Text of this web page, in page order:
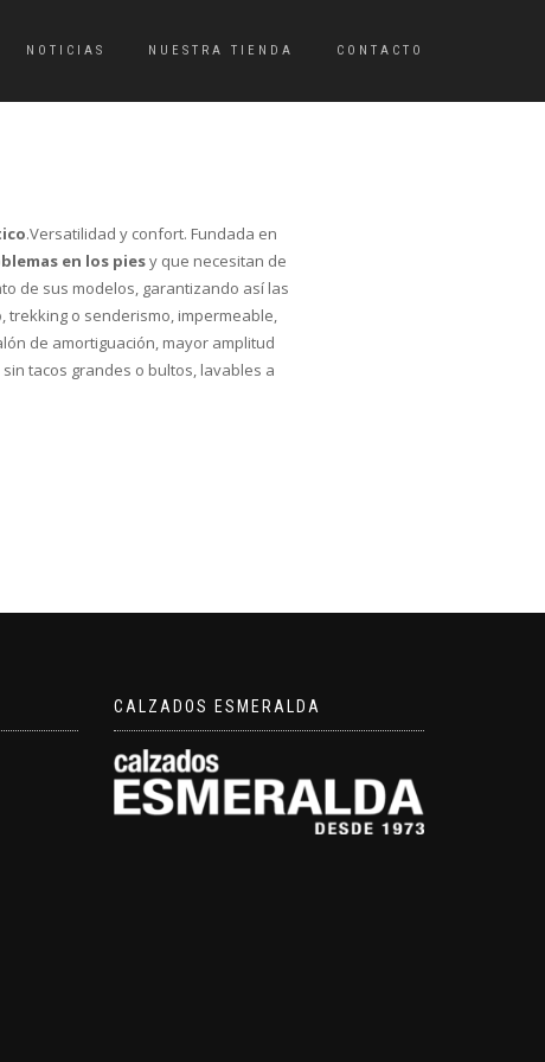
NOTICIAS NUESTRA TIENDA CONTACTO
.Versatilidad y confort. Fundada en
en los piesy que necesitan de
de sus modelos, garantizando así las
trekking o senderismo, impermeable,
de amortiguación, mayor amplitud
tacos grandes o bultos, lavables a
CALZADOS ESMERALDA